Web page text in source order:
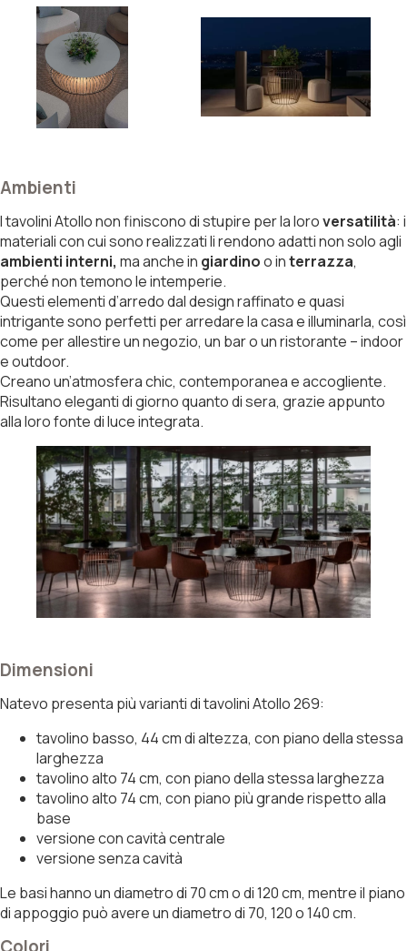
Ambienti
I tavolini Atollo non finiscono di stupire per la loroversatilità: i
materiali con cui sono realizzati li rendono adatti non solo agli
ambienti interni, ma anche in giardinoo interrazza,
perché non temono le intemperie.
Questi elementi d’arredo dal design raffinato e quasi
intrigante sono perfetti per arredare la casa e illuminarla, così
come per allestire un negozio, un bar o un ristorante – indoor
e outdoor.
Creano un’atmosfera chic, contemporanea e accogliente.
Risultano eleganti di giorno quanto di sera, grazie appunto
alla loro fonte di luce integrata.
Dimensioni
Natevo presenta più varianti di tavolini Atollo 269:
tavolino basso, 44 cm di altezza, con piano della stessa
larghezza
tavolino alto 74 cm, con piano della stessa larghezza
tavolino alto 74 cm, con piano più grande rispetto alla
base
versione con cavità centrale
versione senza cavità
Le basi hanno un diametro di 70 cm o di 120 cm, mentre il piano
di appoggio può avere un diametro di 70, 120 o 140 cm.